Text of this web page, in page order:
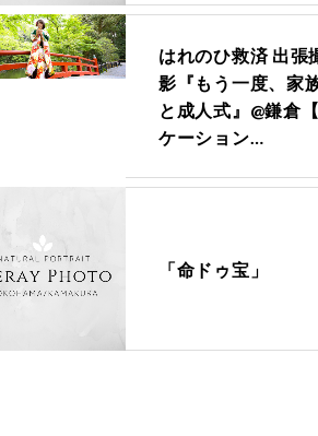
はれのひ救済 出張
影『もう一度、家
と成人式』@鎌倉
ケーション…
「命ドゥ宝」